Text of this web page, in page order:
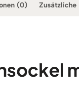
(0) Zusätzliche